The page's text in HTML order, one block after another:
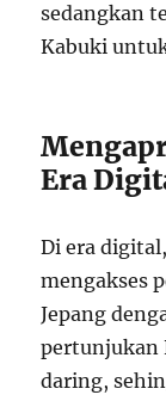
sedangkan
Kabuki
Era
Di era
mengakses
Jepang
pertunjukan
daring,